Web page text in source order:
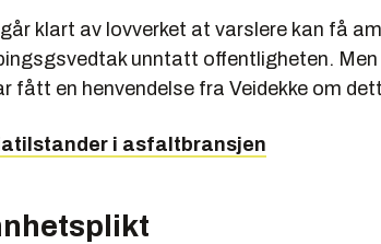
klart av lovverket at varslere kan få
unntatt offentligheten.
fått en henvendelse fra Veidekke om
i asfaltbransjen